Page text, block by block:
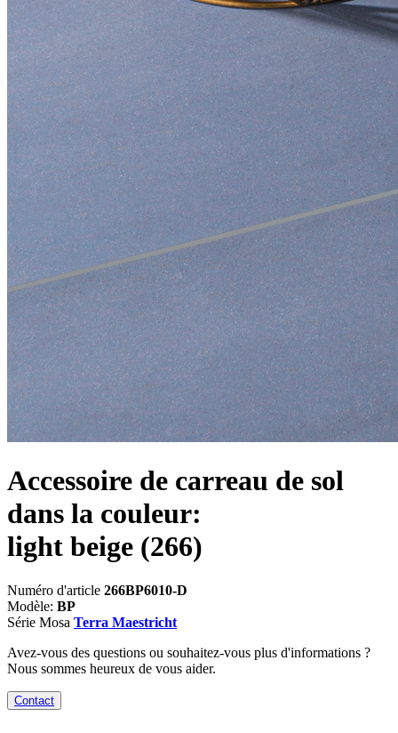
Accessoire de carreau de sol
dans la couleur:
light beige (266)
Numéro d'article 266BP6010-D
Modèle: BP
Série Mosa Terra Maestricht
Avez-vous des questions ou souhaitez-vous plus d'informations ?
Nous sommes heureux de vous aider.
Contact